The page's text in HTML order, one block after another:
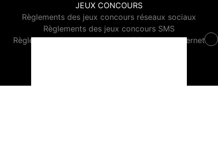
JEUX CONCOURS
Règlements des jeux concours réseaux sociaux
Règlements des jeux concours SMS
Règlements des jeux concours téléphone et internet